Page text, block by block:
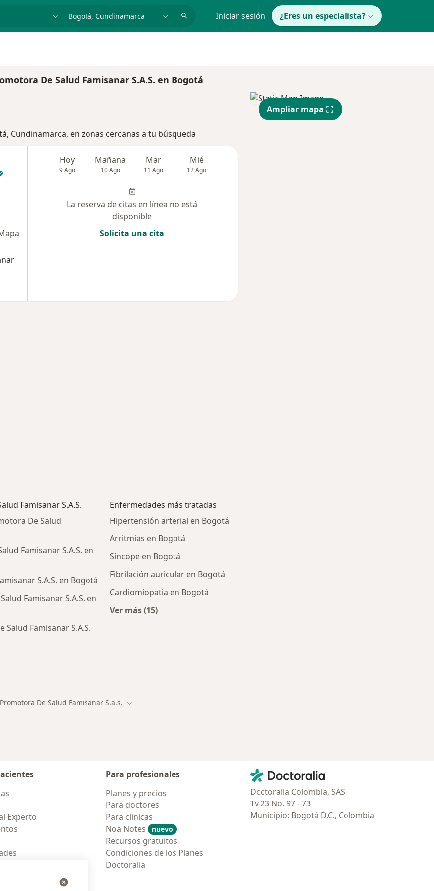
enfermedad o nombre
p. ej. Bogotá Iniciar sesión ¿Eres un especialista?
De Salud Famisanar S.A.S. en Bogotá
Cundinamarca, en zonas cercanas a tu búsqueda
Hoy
9 Ago
Mañana
10 Ago
Mar
11 Ago
Mié
12 Ago
La reserva de citas en línea no está
disponible
Solicita una cita
Ampliar mapa
Famisanar S.A.S.
De Salud
Famisanar S.A.S. en
S.A.S. en Bogotá
Famisanar S.A.S. en
Famisanar S.A.S.
Enfermedades más tratadas
Hipertensión arterial en Bogotá
Arritmias en Bogotá
Síncope en Bogotá
Fibrilación auricular en Bogotá
Cardiomiopatia en Bogotá
Ver más (15)
De Salud Famisanar S.a.s. Cambiar de ciudad
Experto
Para profesionales
Planes y precios
Para doctores
Para clinicas
Noa Notes
nuevo
Recursos gratuitos
Condiciones de los Planes
Doctoralia
Contacto
Doctoralia - Página de inicio
Doctoralia Colombia, SAS
Tv 23 No. 97 - 73
Municipio: Bogotá D.C., Colombia